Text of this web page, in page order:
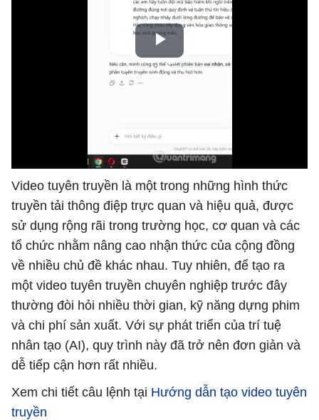
Video tuyên truyền là một trong những hình thức
truyền tải thông điệp trực quan và hiệu quả, được
sử dụng rộng rãi trong trường học, cơ quan và các
tổ chức nhằm nâng cao nhận thức của cộng đồng
về nhiều chủ đề khác nhau. Tuy nhiên, để tạo ra
một video tuyên truyền chuyên nghiệp trước đây
thường đòi hỏi nhiều thời gian, kỹ năng dựng phim
và chi phí sản xuất. Với sự phát triển của trí tuệ
nhân tạo (AI), quy trình này đã trở nên đơn giản và
dễ tiếp cận hơn rất nhiều.
Xem chi tiết câu lệnh tại Hướng dẫn tạo video tuyên
truyền